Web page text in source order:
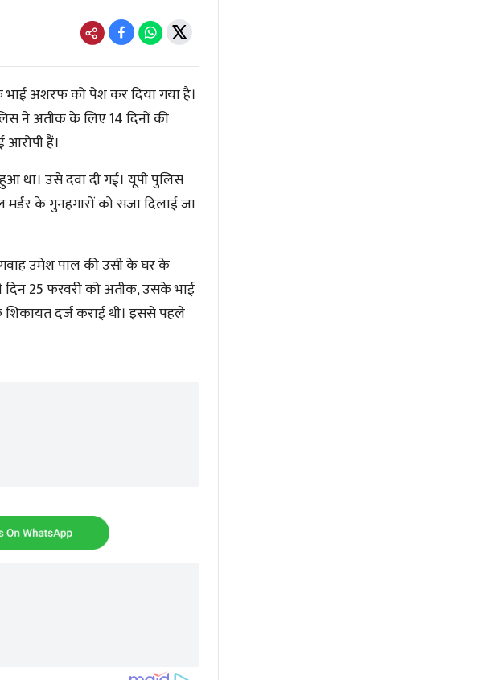
अशरफ को पेश कर दिया गया है।
ने अतीक के लिए 14 दिनों की
हैं।
था। उसे दवा दी गई। यूपी पुलिस
के गुनहगारों को सजा दिलाई जा
उमेश पाल की उसी के घर के
दिन 25 फरवरी को अतीक, उसके भाई
दर्ज कराई थी। इससे पहले